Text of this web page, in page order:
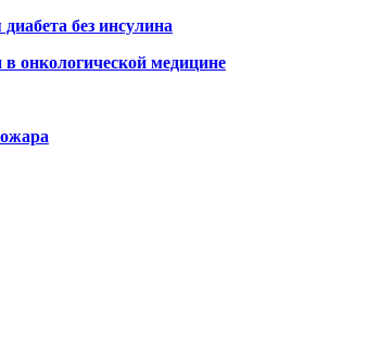
без инсулина
онкологической медицине